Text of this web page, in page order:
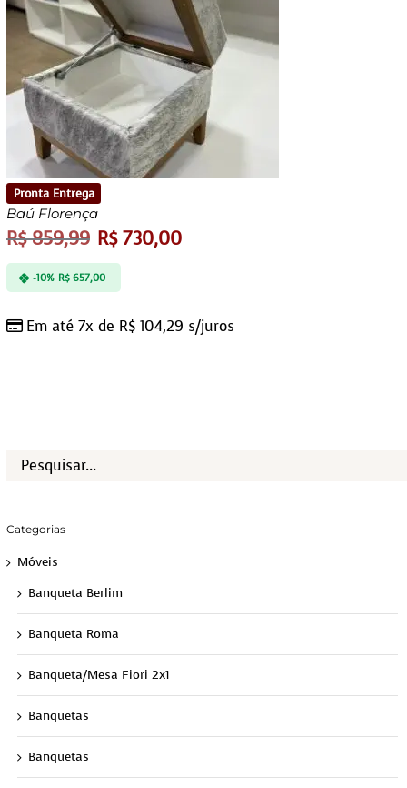
Pronta Entrega
Baú Florença
R$859,99 R$730,00
Em até 7x de R$ 104,29 s/juros
-10% R$657,00
Categorias
Móveis
Banqueta Berlim
Banqueta Roma
Banqueta/Mesa Fiori 2x1
Banquetas
Banquetas